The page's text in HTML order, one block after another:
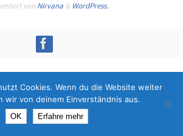
von Nirvana & WordPress.
Cookies. Wenn du die Website weiter
wir von deinem Einverständnis aus.
OK Erfahre mehr